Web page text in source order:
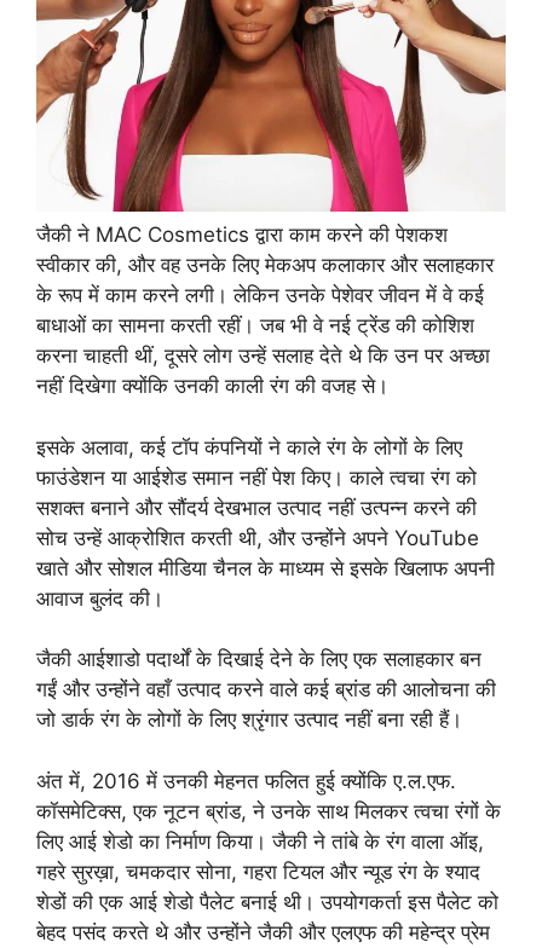
जैकी ने MAC Cosmetics द्वारा काम करने की पेशकश
स्वीकार की, और वह उनके लिए मेकअप कलाकार और सलाहकार
के रूप में काम करने लगी। लेकिन उनके पेशेवर जीवन में वे कई
बाधाओं का सामना करती रहीं। जब भी वे नई ट्रेंड की कोशिश
करना चाहती थीं, दूसरे लोग उन्हें सलाह देते थे कि उन पर अच्छा
नहीं दिखेगा क्योंकि उनकी काली रंग की वजह से।
इसके अलावा, कई टॉप कंपनियों ने काले रंग के लोगों के लिए
फाउंडेशन या आईशेड समान नहीं पेश किए। काले त्वचा रंग को
सशक्त बनाने और सौंदर्य देखभाल उत्पाद नहीं उत्पन्न करने की
सोच उन्हें आक्रोशित करती थी, और उन्होंने अपने YouTube
खाते और सोशल मीडिया चैनल के माध्यम से इसके खिलाफ अपनी
आवाज बुलंद की।
जैकी आईशाडो पदार्थों के दिखाई देने के लिए एक सलाहकार बन
गईं और उन्होंने वहाँ उत्पाद करने वाले कई ब्रांड की आलोचना की
जो डार्क रंग के लोगों के लिए श्रृंगार उत्पाद नहीं बना रही हैं।
अंत में, 2016 में उनकी मेहनत फलित हुई क्योंकि ए.ल.एफ.
कॉसमेटिक्स, एक नूटन ब्रांड, ने उनके साथ मिलकर त्वचा रंगों के
लिए आई शेडो का निर्माण किया। जैकी ने तांबे के रंग वाला ऑइ,
गहरे सुरख़ा, चमकदार सोना, गहरा टियल और न्यूड रंग के श्याद
शेडों की एक आई शेडो पैलेट बनाई थी। उपयोगकर्ता इस पैलेट को
बेहद पसंद करते थे और उन्होंने जैकी और एलएफ की महेन्द्र प्रेम